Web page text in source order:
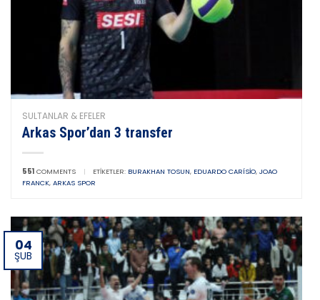
SULTANLAR & EFELER
Arkas Spor’dan 3 transfer
551 COMMENTS | ETIKETLER: BURAKHAN TOSUN, EDUARDO CARÍSIO, JOAO
FRANCK, ARKAS SPOR
04
ŞUB